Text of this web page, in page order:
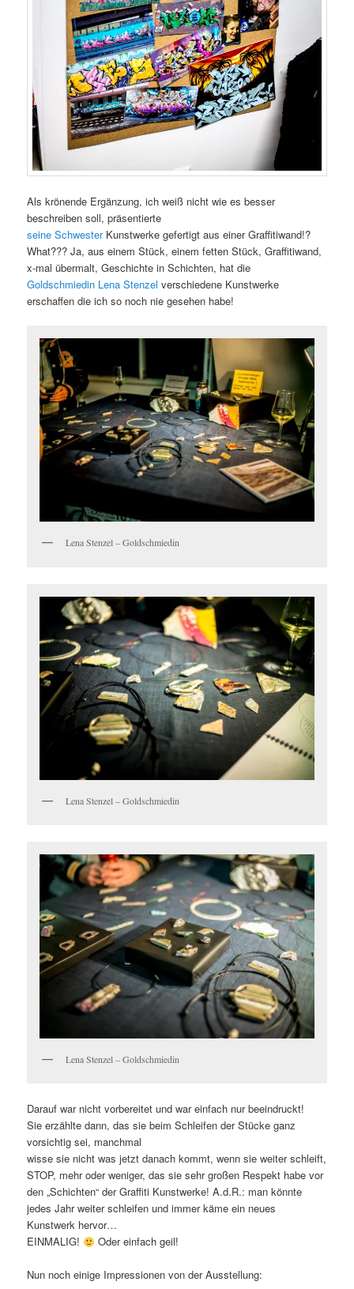
Als krönende Ergänzung, ich weiß nicht wie es besser
beschreiben soll, präsentierte
seine SchwesterKunstwerke gefertigt aus einer Graffitiwand!?
What??? Ja, aus einem Stück, einem fetten Stück, Graffitiwand,
x-mal übermalt, Geschichte in Schichten, hat die
Goldschmiedin Lena Stenzel verschiedene Kunstwerke
erschaffen die ich so noch nie gesehen habe!
Lena Stenzel – Goldschmiedin
Lena Stenzel – Goldschmiedin
Lena Stenzel – Goldschmiedin
Darauf war nicht vorbereitet und war einfach nur beeindruckt!
Sie erzählte dann, das sie beim Schleifen der Stücke ganz
vorsichtig sei, manchmal
wisse sie nicht was jetzt danach kommt, wenn sie weiter schleift,
STOP, mehr oder weniger, das sie sehr großen Respekt habe vor
den „Schichten“ der Graffiti Kunstwerke! A.d.R.: man könnte
jedes Jahr weiter schleifen und immer käme ein neues
Kunstwerk hervor…
EINMALIG!
Oder einfach geil!
Nun noch einige Impressionen von der Ausstellung: